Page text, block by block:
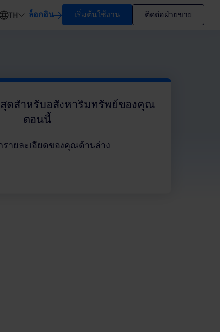
TH ล็อกอิน เริ่มต้นใช้งาน ติดต่อฝ่ายขาย
ดสำหรับอสังหาริมทรัพย์ของคุณ
ตอนนี้
รายละเอียดของคุณด้านล่าง